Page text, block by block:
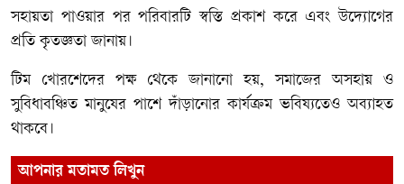
সহায়তা পাওয়ার পর পরিবারটি স্বস্তি প্রকাশ করে এবং উদ্যোগের
প্রতি কৃতজ্ঞতা জানায়।
টিম খোরশেদের পক্ষ থেকে জানানো হয়, সমাজের অসহায় ও
সুবিধাবঞ্চিত মানুষের পাশে দাঁড়ানোর কার্যক্রম ভবিষ্যতেও অব্যাহত
থাকবে।
আপনার মতামত লিখুন